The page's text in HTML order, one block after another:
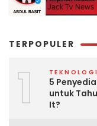
TERPOPULER
1 TEKNOLOGI
5
untuk
It?